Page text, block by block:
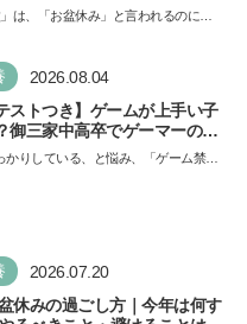
は、「お盆休み」と言われるのに祝
2026.08.04
ストつき】ゲームが上手い子
御三家中高卒でゲーマーの医
が教えるゲームしながら受験
かりしている、と悩み、「ゲーム禁
2026.07.20
休みの過ごし方｜今年は何す